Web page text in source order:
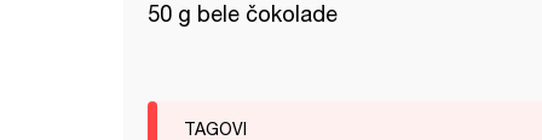
50 g bele čokolade
TAGOVI